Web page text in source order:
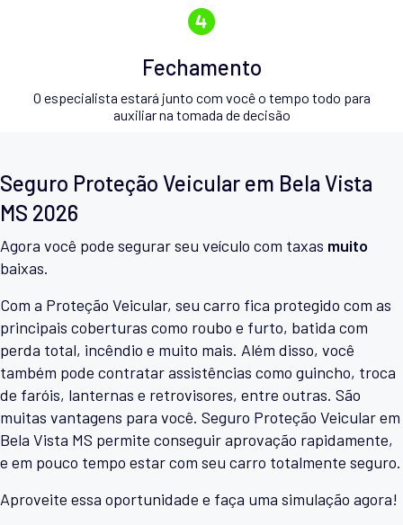
Fechamento
O especialista estará junto com você o tempo todo para
auxiliar na tomada de decisão
Seguro Proteção Veicular em Bela Vista
MS 2026
Agora você pode segurar seu veículo com taxas muito
baixas.
Com a Proteção Veicular, seu carro fica protegido com as
principais coberturas como roubo e furto, batida com
perda total, incêndio e muito mais. Além disso, você
também pode contratar assistências como guincho, troca
de faróis, lanternas e retrovisores, entre outras. São
muitas vantagens para você. Seguro Proteção Veicular em
Bela Vista MS permite conseguir aprovação rapidamente,
e em pouco tempo estar com seu carro totalmente seguro.
Aproveite essa oportunidade e faça uma simulação agora!